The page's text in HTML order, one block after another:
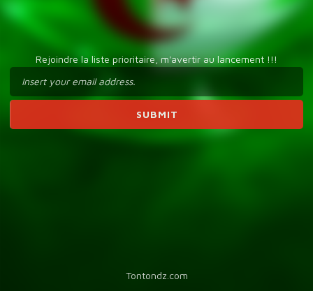
Rejoindre la liste prioritaire, m'avertir au lancement !!!
Tontondz.com